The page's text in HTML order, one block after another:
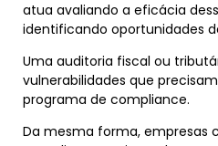
atua avaliando a eficácia
identificando oportunidades
Uma auditoria fiscal ou
vulnerabilidades que
programa de compliance.
Da mesma forma, empresas